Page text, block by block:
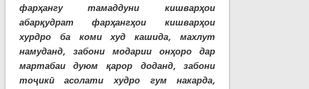
фарҳангу тамаддуни кишварҳои
абарқудрат фарҳангҳои кишварҳои
хурдро ба коми худ кашида, махлут
намуданд, забони модарии онҳоро дар
мартабаи дуюм қарор доданд, забони
тоҷикӣ асолати худро гум накарда,